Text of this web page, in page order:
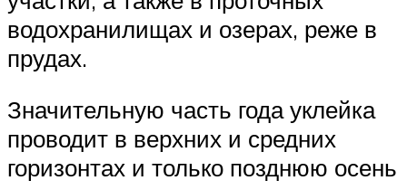
водохранилищах и озерах, реже в
прудах.
Значительную часть года уклейка
проводит в верхних и средних
горизонтах и только позднюю осень